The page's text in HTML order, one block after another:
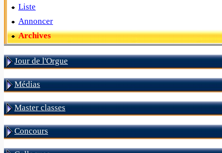
Liste
Annoncer
Archives
Jour de l'Orgue
Médias
Master classes
Concours